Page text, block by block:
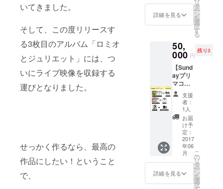
いてきました。
そして、この度リリースす
る3枚目のアルバム「ロミオ
とジュリエット」には、つ
いにライブ映像を収録する
運びとなりました。
せっかく作るなら、最高の
作品にしたい！ということ
で、
アー会
場で記
場）
※ツアー
チケッ
トは別
途必要
になり
ます
天才天
才天才
MC集～
（CD-
ンダフ
ルボー
イズ
3rd
AL「ロ
ック
ロック
ロック
ジェネ
レー
ショ
ン」 限
定Tシャ
ツ サン
デーブ
ロマイ
ド
詳細を見る
リ
タ
ー
ン
を
選
択
す
る
50,
000 円
残り3
【Sund
ayプリ
マコー
ス】
3rd
AL「ロ
ミオと
ジュリ
エッ
ト」サ
イン入
り 古今
東西！
天才天
才天才
MC集～
支援
者：
1人
お届
け予
定：
2017
年06
月
詳細を見る
こ
の
リ
タ
ー
ン
を
選
択